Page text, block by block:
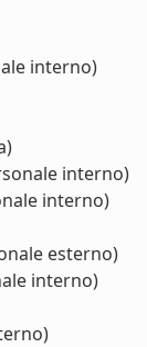
interno)
interno)
interno)
esterno)
interno)